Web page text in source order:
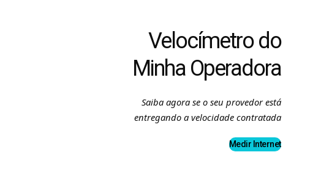
Velocímetro do
Minha Operadora
Saiba agora se o seu provedor está
entregando a velocidade contratada
Medir Internet